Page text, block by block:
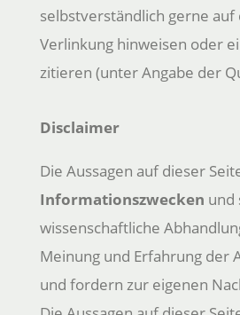
selbstverständlich gerne auf
Verlinkung hinweisen oder
zitieren (unter Angabe der
Disclaimer
Die Aussagen auf dieser
Informationszwecken und
wissenschaftliche
Meinung und Erfahrung der
und fordern zur eigenen